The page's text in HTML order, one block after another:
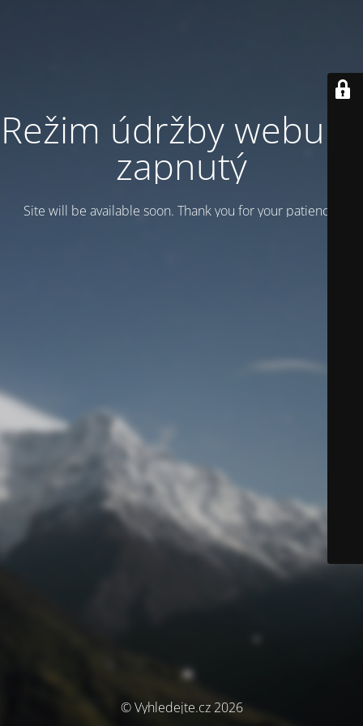
Režim údržby webu je
zapnutý
Site will be available soon. Thank you for your patience!
© Vyhledejte.cz 2026